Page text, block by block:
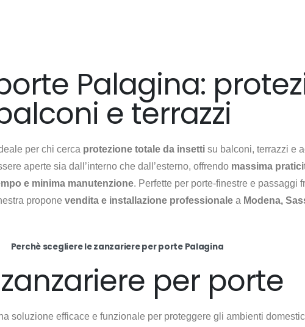
Palagina:
e terrazzi
per chi cerca protezione totale da insetti su balconi, terrazzi e
aperte sia dall’interno che dall’esterno, offrendo massima
e minima manutenzione. Perfette per porte-finestre e passaggi
propone vendita e installazione professionale a Modena,
Perchè scegliere le zanzariere per porte Palagina
per porte
soluzione efficace e funzionale per proteggere gli ambienti